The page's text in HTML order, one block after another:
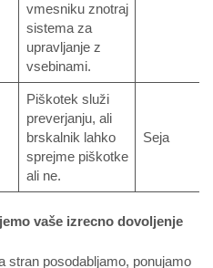
vmesniku znotraj
sistema za
upravljanje z
vsebinami.
Piškotek služi
preverjanju, ali
brskalnik lahko
sprejme piškotke
ali ne.
Seja
vaše izrecno dovoljenje
stran posodabljamo, ponujamo